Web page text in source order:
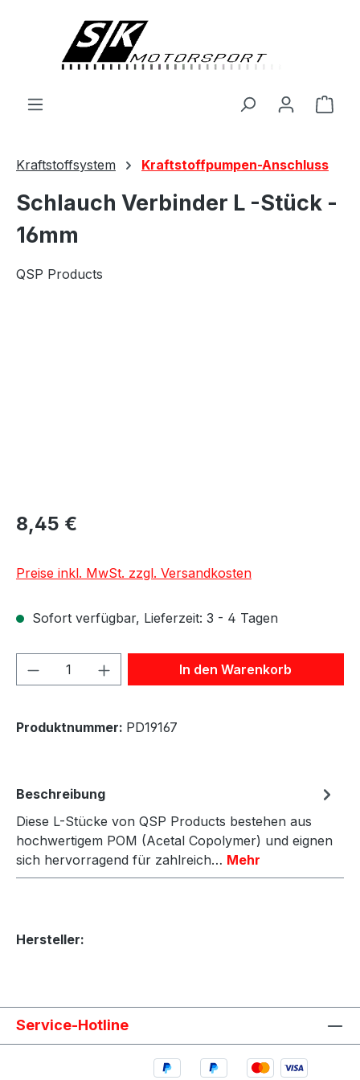
Kraftstoffsystem Kraftstoffpumpen-Anschluss
Schlauch Verbinder L -Stück -
16mm
QSP Products
8,45 €
Preise inkl. MwSt. zzgl. Versandkosten
Sofort verfügbar, Lieferzeit: 3 - 4 Tagen
Produkt Anzahl: Gib denIn den Warenkorb
Produktnummer: PD19167
Beschreibung
Diese L-Stücke von QSP Products bestehen aus
hochwertigem POM (Acetal Copolymer) und eignen
sich hervorragend für zahlreich… Mehr
Hersteller:
Service-Hotline